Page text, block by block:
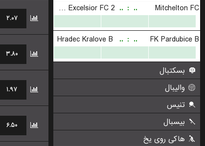
۲.۰۷
۳.۸۰
۱.۹۷
۶.۵۰